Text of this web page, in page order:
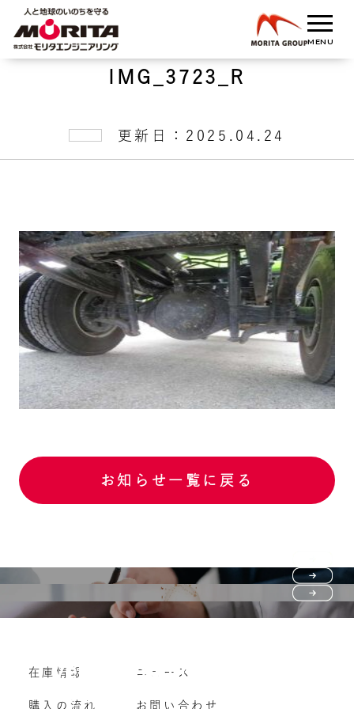
IMG_3723_R
更新日：2025.04.24
お知らせ一覧に戻る
購入の流れ
よくいただくご質問
Vehicle purchase
車両買い取り
在庫情報
購入の流れ
ニュース
お問い合わせ